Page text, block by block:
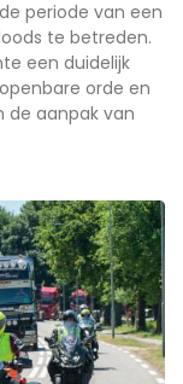
periode van een
te betreden.
een duidelijk
orde en
de aanpak van